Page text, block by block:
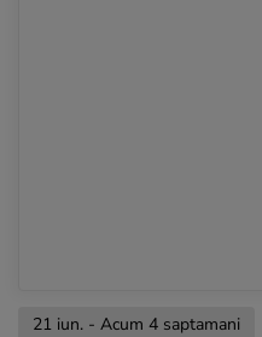
21 iun. - Acum 4 saptamani